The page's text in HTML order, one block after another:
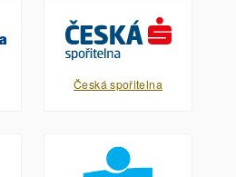
Česká spořitelna